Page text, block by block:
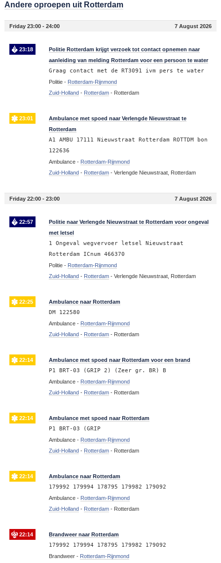
Andere oproepen uit Rotterdam
Friday 23:00 - 24:00 7 August 2026
23:18
Politie Rotterdam krijgt verzoek tot contact opnemen naar
aanleiding van melding Rotterdam voor een persoon te water
Graag contact met de RT3091 ivm pers te water
Politie - Rotterdam-Rijnmond
Zuid-Holland- Rotterdam- Rotterdam
23:01
Ambulance met spoed naar Verlengde Nieuwstraat te
Rotterdam
A1 AMBU 17111 Nieuwstraat Rotterdam ROTTDM bon
122636
Ambulance - Rotterdam-Rijnmond
Zuid-Holland- Rotterdam- Verlengde Nieuwstraat, Rotterdam
Friday 22:00 - 23:00 7 August 2026
22:57
Politie naar Verlengde Nieuwstraat te Rotterdam voor ongeval
met letsel
1 Ongeval wegvervoer letsel Nieuwstraat
Rotterdam ICnum 466370
Politie - Rotterdam-Rijnmond
Zuid-Holland- Rotterdam- Verlengde Nieuwstraat, Rotterdam
22:25 Ambulance naar Rotterdam
DM 122580
Ambulance - Rotterdam-Rijnmond
Zuid-Holland- Rotterdam- Rotterdam
22:14 Ambulance met spoed naar Rotterdam voor een brand
P1 BRT-03 (GRIP 2) (Zeer gr. BR) B
Ambulance - Rotterdam-Rijnmond
Zuid-Holland- Rotterdam- Rotterdam
22:14 Ambulance met spoed naar Rotterdam
P1 BRT-03 (GRIP
Ambulance - Rotterdam-Rijnmond
Zuid-Holland- Rotterdam- Rotterdam
22:14 Ambulance naar Rotterdam
179992 179994 178795 179982 179092
Ambulance - Rotterdam-Rijnmond
Zuid-Holland- Rotterdam- Rotterdam
22:14 Brandweer naar Rotterdam
179992 179994 178795 179982 179092
Brandweer - Rotterdam-Rijnmond